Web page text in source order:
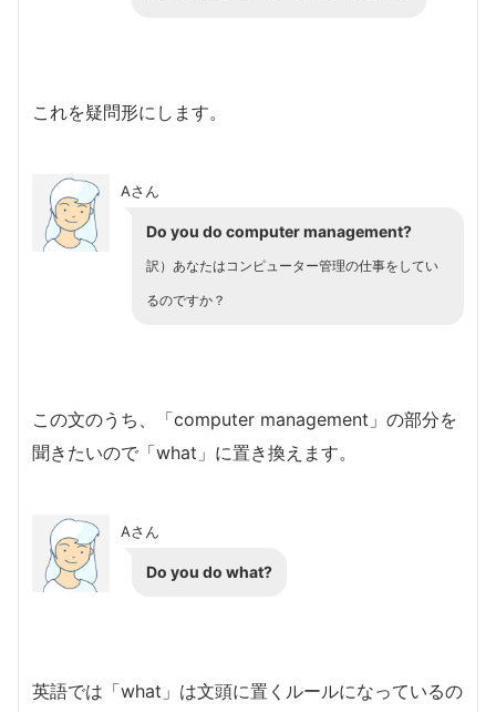
これを疑問形にします。
Aさん
Do you do computer management?
訳）あなたはコンピューター管理の仕事をしてい
るのですか？
この文のうち、「computer management」の部分を
聞きたいので「what」に置き換えます。
Aさん
Do you do what?
英語では「what」は文頭に置くルールになっているの